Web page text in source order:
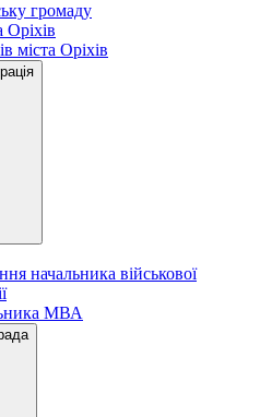
громаду
Оріхів
міста Оріхів
начальника військової
МВА